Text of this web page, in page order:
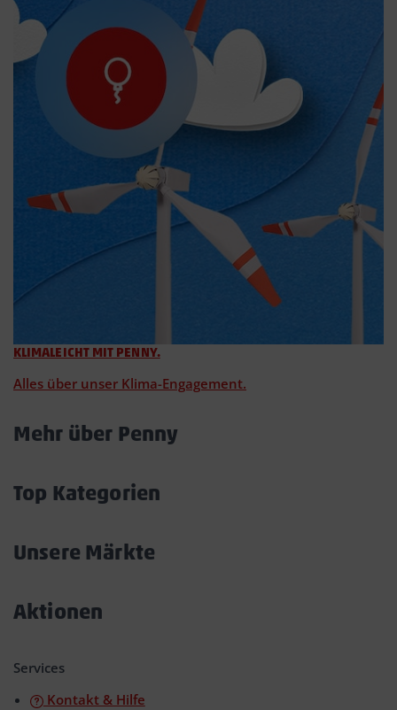
KLIMALEICHT MIT PENNY.
Alles über unser Klima-Engagement.
Mehr über Penny
Top Kategorien
Unsere Märkte
Aktionen
Services
Kontakt & Hilfe